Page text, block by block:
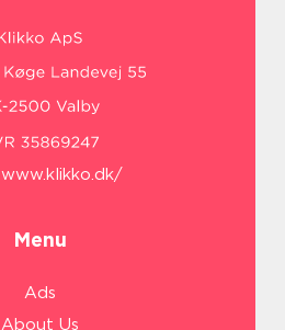
www.klikko.dk/
Menu
Ads
About Us